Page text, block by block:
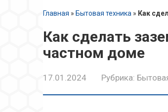
Главная » Бытовая техника » Как
Как сделать
частном доме
17.01.2024 Рубрика: